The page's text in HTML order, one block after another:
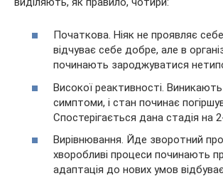
Початкова. Ніяк не проявляє
відчуває себе добре, але в
починають зароджуватися
Високої реактивності. Виникають
симптоми, і стан починає
Спостерігається дана стадія на
Вирівнювання. Йде зворотний
хворобливі процеси починають
адаптація до нових умов